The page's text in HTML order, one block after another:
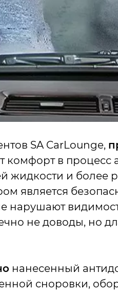
SA CarLounge,
комфорт в
и более
является
нарушают
не доводы, но
нанесенный
сноровки,